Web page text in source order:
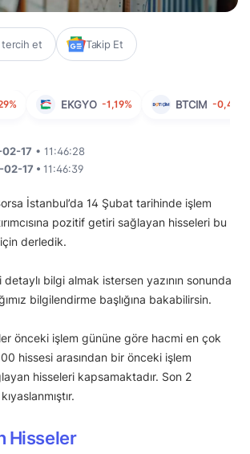
tercih et Takip Et
EKGYO -1,19% BTCIM -0,40%
17 • 11:46:28
02-17 • 11:46:39
İstanbul’da 14 Şubat tarihinde işlem
pozitif getiri sağlayan hisseleri bu
derledik.
bilgi almak istersen yazının sonunda
bilgilendirme başlığına bakabilirsin.
önceki işlem gününe göre hacmi en çok
hissesi arasından bir önceki işlem
hisseleri kapsamaktadır. Son 2
Hisseler